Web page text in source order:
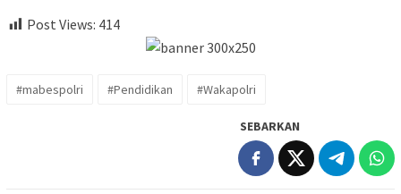
Post Views: 414
#mabespolri #Pendidikan #Wakapolri
SEBARKAN